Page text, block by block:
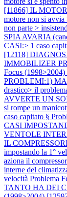
[11866] IL
motore non si
non parte >
SPIA AVARIA
CASI:> 1 caso
[12118]
IMMOBILIZER
Focus
PROBLEMI:1)
drastico> il
AVVERTE UN
si rompe un
caso capitato §
CASI
VENTOLE
IL
impostando la 1°
aziona il
interne del
velocità Problema
TANTO HA DEI